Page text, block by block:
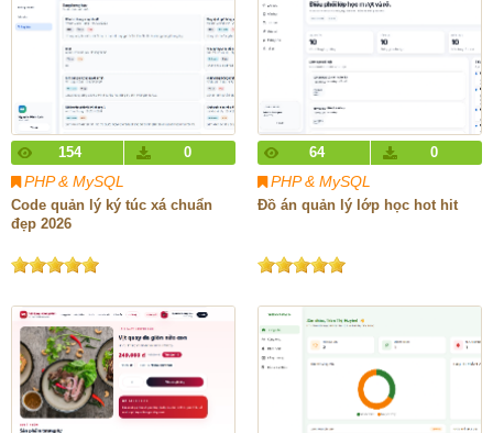
154 0
PHP & MySQL
Code quản lý ký túc xá chuẩn
đẹp 2026
64 0
PHP & MySQL
Đồ án quản lý lớp học hot hit